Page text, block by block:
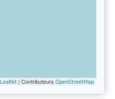
Leaflet| Contributeurs OpenStreetMap